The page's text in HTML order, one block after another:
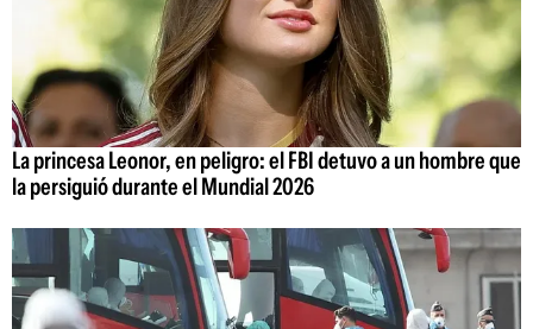
La princesa Leonor, en peligro: el FBI detuvo a un hombre que
la persiguió durante el Mundial 2026